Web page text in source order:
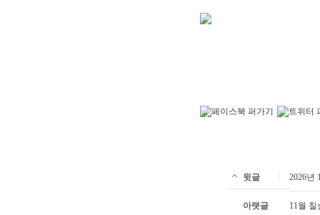
윗글 2026년
아랫글 11월